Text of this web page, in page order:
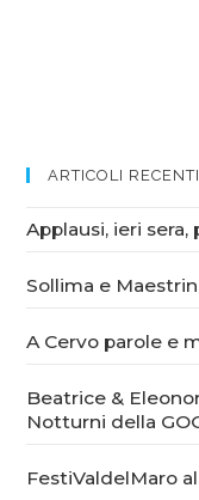
ARTICOLI RECENTI
Applausi, ieri sera,
Sollima e
A Cervo parole e
Beatrice &
Notturni della
FestiValdelMaro